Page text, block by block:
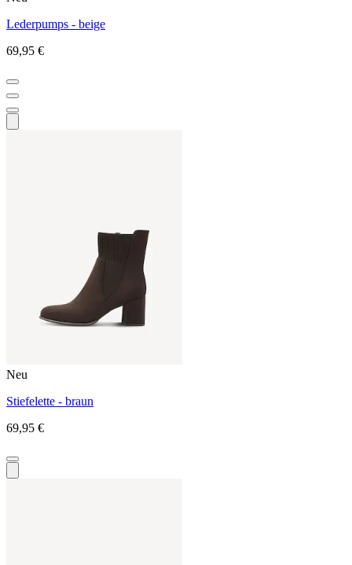
Lederpumps - beige
69,95 €
Neu
Stiefelette - braun
69,95 €